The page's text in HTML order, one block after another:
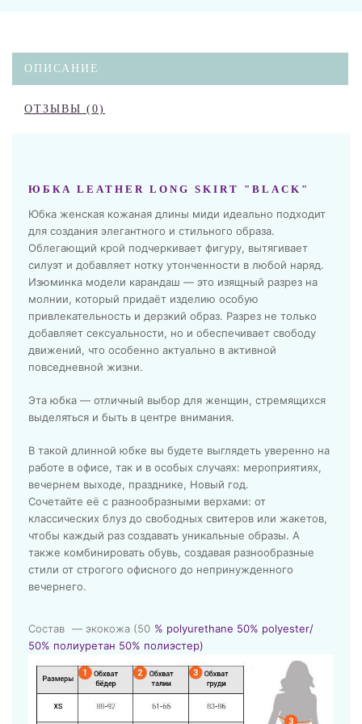
ОПИСАНИЕ
ОТЗЫВЫ (0)
ЮБКА LEATHER LONG SKIRT "BLACK"
Юбка женская кожаная длины миди идеально подходит
для создания элегантного и стильного образа.
Облегающий крой подчеркивает фигуру, вытягивает
силуэт и добавляет нотку утонченности в любой наряд.
Изюминка модели карандаш — это изящный разрез на
молнии, который придаёт изделию особую
привлекательность и дерзкий образ. Разрез не только
добавляет сексуальности, но и обеспечивает свободу
движений, что особенно актуально в активной
повседневной жизни.
Эта юбка — отличный выбор для женщин, стремящихся
выделяться и быть в центре внимания.
В такой длинной юбке вы будете выглядеть уверенно на
работе в офисе, так и в особых случаях: мероприятиях,
вечернем выходе, празднике, Новый год.
Сочетайте её с разнообразными верхами: от
классических блуз до свободных свитеров или жакетов,
чтобы каждый раз создавать уникальные образы. А
также комбинировать обувь, создавая разнообразные
стили от строгого офисного до непринужденного
вечернего.
Состав — экокожа (50 % polyurethane 50% polyester/
50% полиуретан 50% полиэстер)